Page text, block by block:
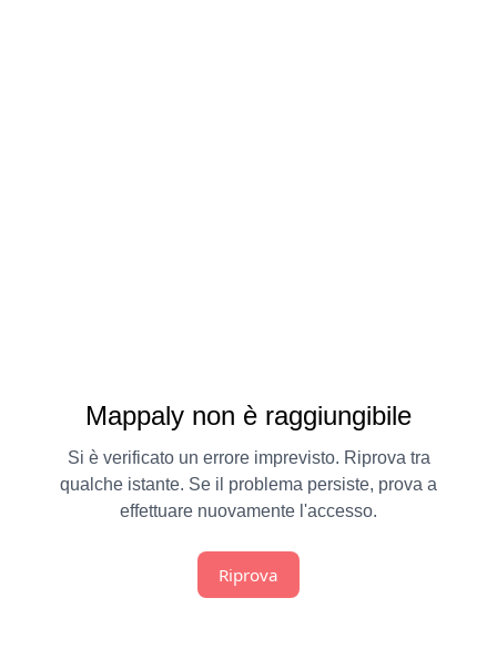
Mappaly non è raggiungibile
Si è verificato un errore imprevisto. Riprova tra
qualche istante. Se il problema persiste, prova a
effettuare nuovamente l'accesso.
Riprova